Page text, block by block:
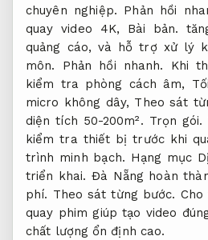
chuyên nghiệp. Phản hồi
quay video 4K, Bài bản.
quảng cáo, và hỗ trợ xử lý
môn.
Phản hồi nhanh. Khi
kiểm tra phòng cách âm,
micro không dây, Theo sát
diện tích 50-200m². Trọn gói.
kiểm tra thiết bị trước khi
trình minh bạch. Hạng mục
triển khai. Đà Nẵng hoàn
phí. Theo sát từng bước. Cho
quay phim giúp tạo video
chất lượng ổn định cao.